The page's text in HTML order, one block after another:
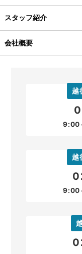
スタッフ紹介
会社概要
越
9:00
越
9:00